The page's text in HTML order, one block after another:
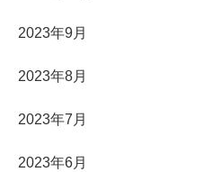
2023年9月
2023年8月
2023年7月
2023年6月